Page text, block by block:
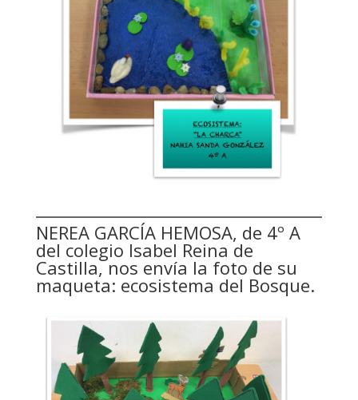
NEREA GARCÍA HEMOSA, de 4º A
del colegio Isabel Reina de
Castilla, nos envía la foto de su
maqueta: ecosistema del Bosque.